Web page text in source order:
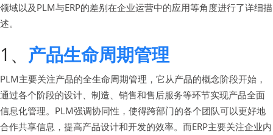
领域以及PLM与ERP的差别在企业运营中的应用等角度进行了详细描
述。
1、 产品生命周期管理
PLM主要关注产品的全生命周期管理，它从产品的概念阶段开始，
通过各个阶段的设计、制造、销售和售后服务等环节实现产品全面
信息化管理。PLM强调协同性，使得跨部门的各个团队可以更好地
合作共享信息，提高产品设计和开发的效率。而ERP主要关注企业内